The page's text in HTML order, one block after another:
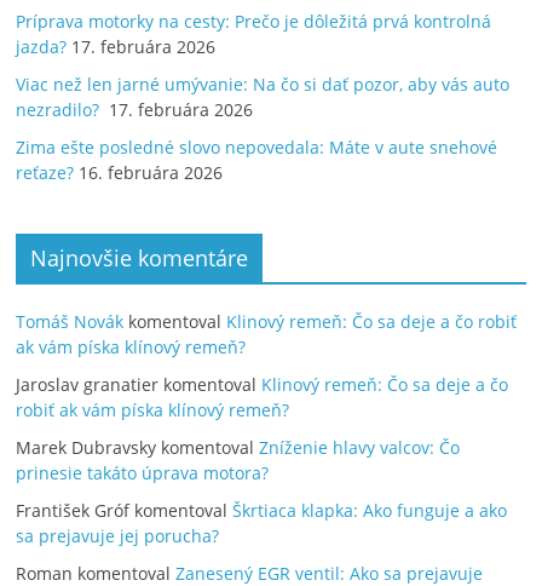
Príprava motorky na cesty: Prečo je dôležitá prvá kontrolná
jazda? 17. februára 2026
Viac než len jarné umývanie: Na čo si dať pozor, aby vás auto
nezradilo? 17. februára 2026
Zima ešte posledné slovo nepovedala: Máte v aute snehové
reťaze? 16. februára 2026
Najnovšie komentáre
Tomáš Novák komentoval Klinový remeň: Čo sa deje a čo robiť
ak vám píska klínový remeň?
Jaroslav granatier komentoval Klinový remeň: Čo sa deje a čo
robiť ak vám píska klínový remeň?
Marek Dubravsky komentovalZníženie hlavy valcov: Čo
prinesie takáto úprava motora?
František GrófkomentovalŠkrtiaca klapka: Ako funguje a ako
sa prejavuje jej porucha?
Roman komentovalZanesený EGR ventil: Ako sa prejavuje